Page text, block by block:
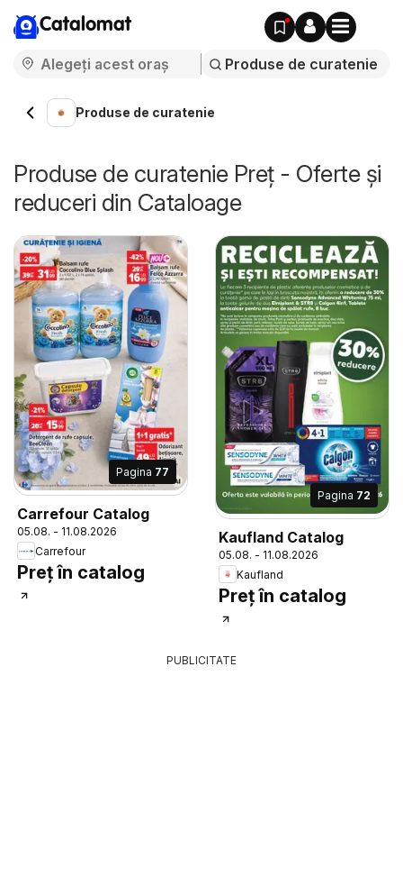
Catalomat
Produse de curatenie
Produse de curatenie Preț - Oferte și
reduceri din Cataloage
Pagina 77
Carrefour Catalog
05.08. - 11.08.2026
Carrefour
Preț în catalog
Pagina 72
Kaufland Catalog
05.08. - 11.08.2026
Kaufland
Preț în catalog
PUBLICITATE